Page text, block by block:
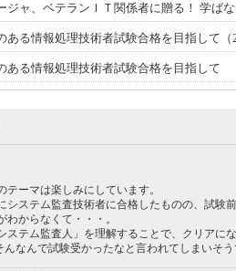
ジャ、ベテランＩＴ関係者に贈る！ 学ば
ある情報処理技術者試験合格を目指して（2
ある情報処理技術者試験合格を目指して
テーマは楽しみにしています。
システム監査技術者に合格したものの、試験
わからなくて・・・。
ステム監査人」を理解することで、クリアに
んなんで試験受かったなと言われてしまいそう